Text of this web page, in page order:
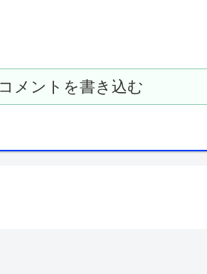
コメントを書き込む